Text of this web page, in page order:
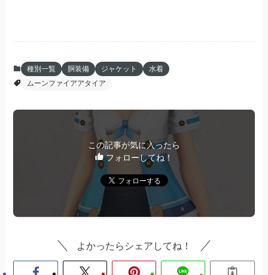
種別一覧 胴装備 ジャケット
水着
ムーンファイアアタイア
この記事が気に入ったら
フォローしてね！
よかったらシェアしてね！